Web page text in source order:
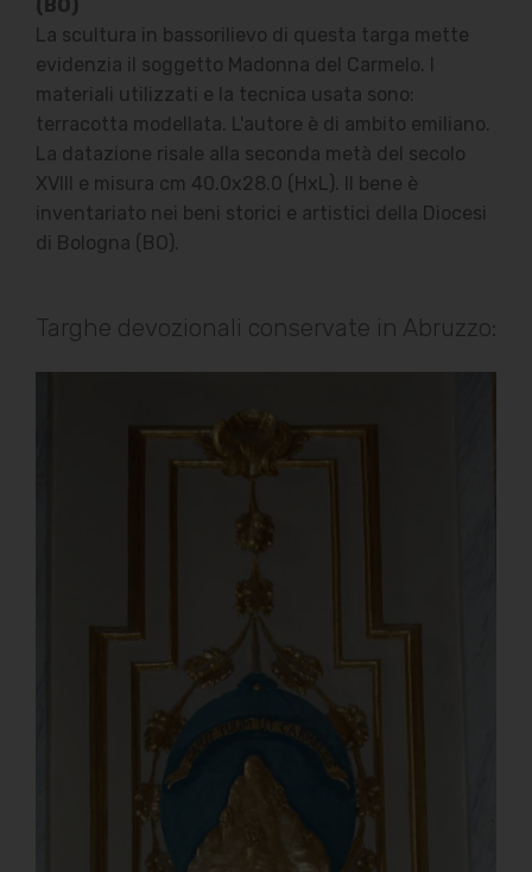
(BO)
La scultura in bassorilievo di questa targa mette
evidenzia il soggetto Madonna del Carmelo. I
materiali utilizzati e la tecnica usata sono:
terracotta modellata. L'autore è di ambito emiliano.
La datazione risale alla seconda metà del secolo
XVIII e misura cm 40.0x28.0 (HxL). Il bene è
inventariato nei beni storici e artistici della Diocesi
di Bologna (BO).
Targhe devozionali conservate in Abruzzo: